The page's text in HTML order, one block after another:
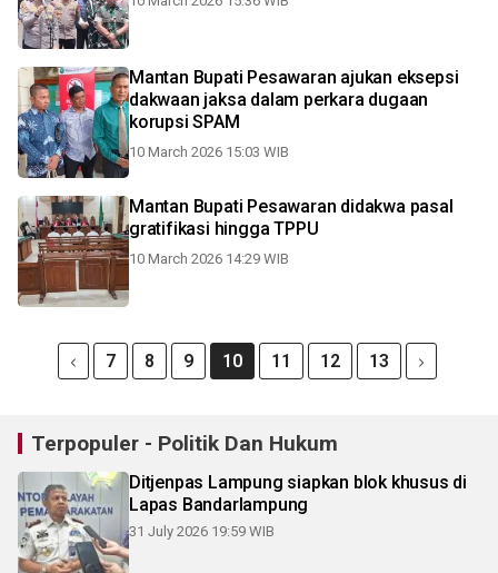
Mantan Bupati Pesawaran ajukan eksepsi
dakwaan jaksa dalam perkara dugaan
korupsi SPAM
10 March 2026 15:03 WIB
Mantan Bupati Pesawaran didakwa pasal
gratifikasi hingga TPPU
10 March 2026 14:29 WIB
7 8 9 10 11 12 13
Terpopuler - Politik Dan Hukum
Ditjenpas Lampung siapkan blok khusus di
Lapas Bandarlampung
31 July 2026 19:59 WIB